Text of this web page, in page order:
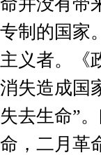
专制的国家
主义者。《
消失造成国
失去生命”。
命，二月革